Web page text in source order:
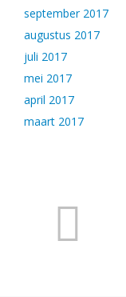
september 2017
augustus 2017
juli 2017
mei 2017
april 2017
maart 2017